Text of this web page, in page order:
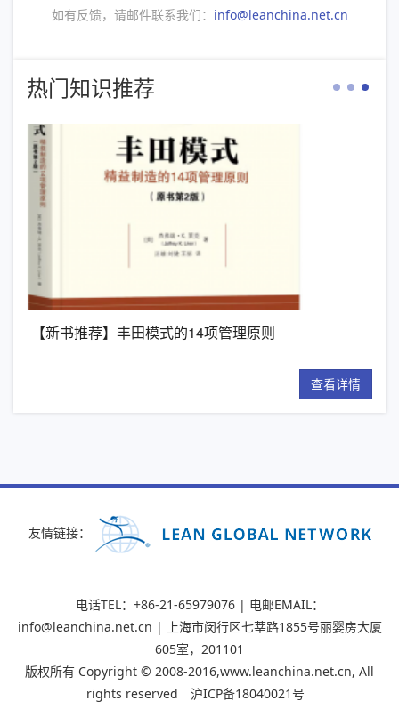
如有反馈，请邮件联系我们： info@leanchina.net.cn
热门知识推荐
【新书推荐】丰田模式的14项管理原则
查看详情
友情链接：
电话TEL：+86-21-65979076 | 电邮EMAIL：
info@leanchina.net.cn | 上海市闵行区七莘路1855号丽婴房大厦
605室，201101
版权所有 Copyright © 2008-2016,www.leanchina.net.cn, All
rights reserved
沪ICP备18040021号